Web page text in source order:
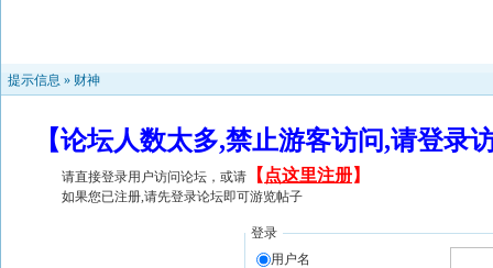
提示信息 » 财神
【论坛人数太多,禁止游客访问,请登
请直接登录用户访问论坛，或请 【 点这里注册】
如果您已注册,请先登录论坛即可游览帖子
登录
用户名